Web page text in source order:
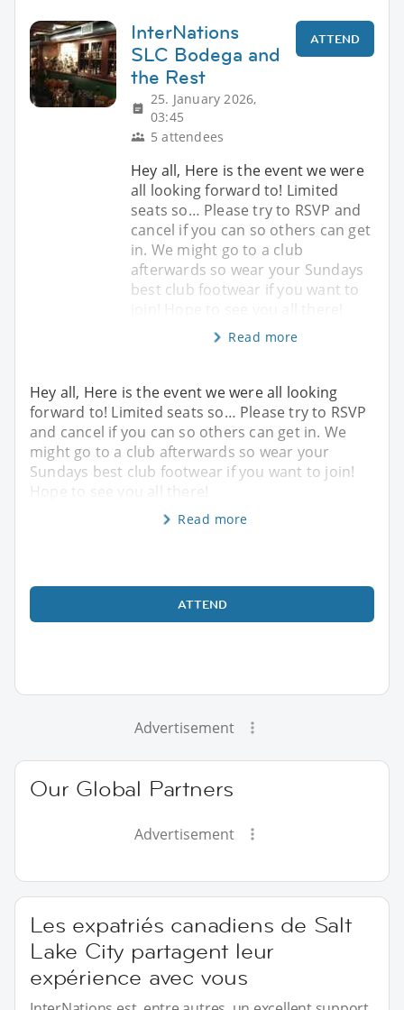
InterNations
SLC Bodega and
the Rest
25. January 2026,
03:45
5 attendees
ATTEND
Hey all, Here is the event we were
all looking forward to! Limited
seats so… Please try to RSVP and
cancel if you can so others can get
in. We might go to a club
afterwards so wear your Sundays
best club footwear if you want to
Read more
Hey all, Here is the event we were all looking
forward to! Limited seats so… Please try to RSVP
and cancel if you can so others can get in. We
might go to a club afterwards so wear your
Sundays best club footwear if you want to join!
Hope to see you all there!
Read more
ATTEND
Advertisement
Our Global Partners
Advertisement
Les expatriés canadiens de Salt
Lake City partagent leur
expérience avec vous